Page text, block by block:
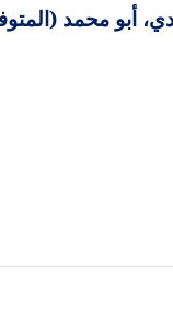
محمد (المتوفى: